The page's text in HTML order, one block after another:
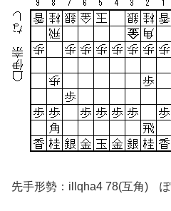
先手形勢：illqha4 78(互角)